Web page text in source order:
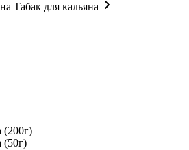
Табак для кальяна
(200г)
(50г)